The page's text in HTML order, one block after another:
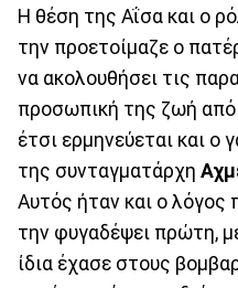
Η θέση της Αΐσα και ο
την προετοίμαζε ο
να ακολουθήσει τις
προσωπική της ζωή από
έτσι ερμηνεύεται και ο
της συνταγματάρχη
Αυτός ήταν και ο λόγος
την φυγαδέψει πρώτη,
ίδια έχασε στους